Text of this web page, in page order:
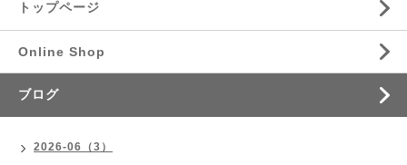
トップページ
Online Shop
ブログ
2026-06（3）